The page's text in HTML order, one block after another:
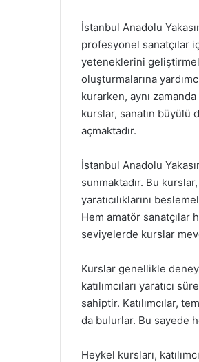
İstanbul Anadolu
profesyonel sanatçılar
yeteneklerini
oluşturmalarına
kurarken, aynı
kurslar, sanatın büyülü
açmaktadır.
İstanbul Anadolu
sunmaktadır. Bu
yaratıcılıklarını
Hem amatör
seviyelerde kurslar
Kurslar genellikle
katılımcıları yaratıcı
sahiptir. Katılımcılar,
da bulurlar. Bu sayede
Heykel kursları,